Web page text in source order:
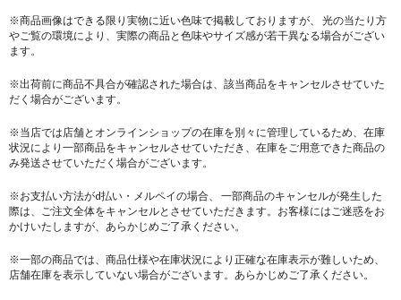
※商品画像はできる限り実物に近い色味で掲載しておりますが、 光の当たり方
やご覧の環境により、実際の商品と色味やサイズ感が若干異なる場合がござい
ます。
※出荷前に商品不具合が確認された場合は、該当商品をキャンセルさせていた
だく場合がございます。
※当店では店舗とオンラインショップの在庫を別々に管理しているため、在庫
状況により一部商品をキャンセルさせていただき、在庫をご用意できた商品の
み発送させていただく場合がございます。
※お支払い方法がd払い・メルペイの場合、 一部商品のキャンセルが発生した
際は、ご注文全体をキャンセルとさせていただきます。お客様にはご迷惑をお
かけいたしますが、あらかじめご了承ください。
※一部の商品では、商品仕様や在庫状況により正確な在庫表示が難しいため、
店舗在庫を表示していない場合がございます。あらかじめご了承ください。